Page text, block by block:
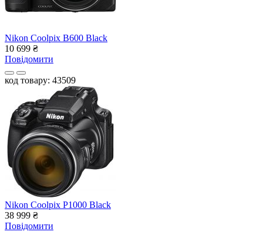
Nikon Coolpix B600 Black
10 699 ₴
Повідомити
код товару: 43509
Nikon Coolpix P1000 Black
38 999 ₴
Повідомити